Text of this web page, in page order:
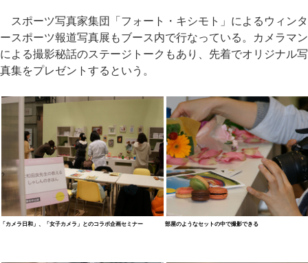
スポーツ写真家集団「フォート・キシモト」によるウィンタ
ースポーツ報道写真展もブース内で行なっている。カメラマン
による撮影秘話のステージトークもあり、先着でオリジナル写
真集をプレゼントするという。
「カメラ日和」、「女子カメラ」とのコラボ企画セミナー 部屋のようなセットの中で撮影できる